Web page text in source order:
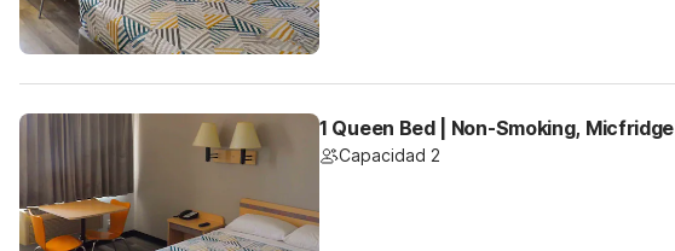
1 Queen Bed | Non-Smoking, Micfridge
Capacidad 2